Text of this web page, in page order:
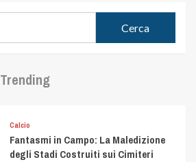
Trending
Calcio
Fantasmi in Campo: La Maledizione
degli Stadi Costruiti sui Cimiteri